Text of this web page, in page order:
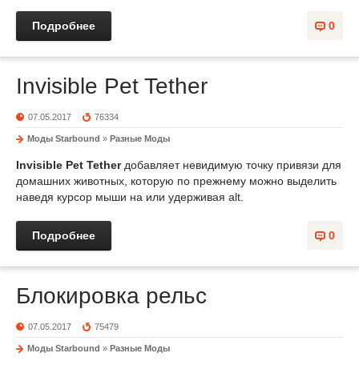
0
Подробнее
Invisible Pet Tether
07.05.2017 76334
Моды Starbound » Разные Моды
Invisible Pet Tetherдобавляет невидимую точку привязи для
домашних животных, которую по прежнему можно выделить
наведя курсор мыши на или удерживая alt.
0
Подробнее
Блокировка рельс
07.05.2017 75479
Моды Starbound » Разные Моды